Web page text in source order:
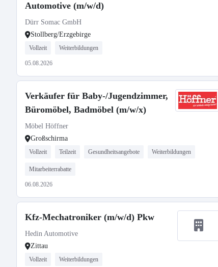
Automotive (m/w/d)
Dürr Somac GmbH
Stollberg/Erzgebirge
Vollzeit Weiterbildungen
05.08.2026
Verkäufer für Baby-/Jugendzimmer,
Büromöbel, Badmöbel (m/w/x)
Möbel Höffner
Großschirma
Vollzeit Teilzeit Gesundheitsangebote Weiterbildungen
Mitarbeiterrabatte
06.08.2026
Kfz-Mechatroniker (m/w/d) Pkw
Hedin Automotive
Zittau
Vollzeit Weiterbildungen